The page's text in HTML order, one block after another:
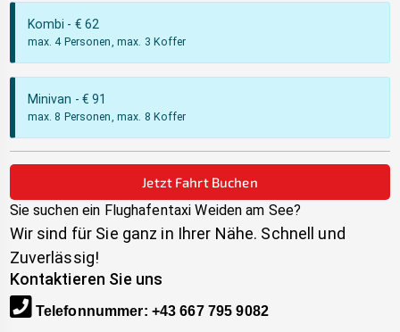
Kombi - € 62
max. 4 Personen, max. 3 Koffer
Minivan - €91
max. 8 Personen, max. 8 Koffer
Jetzt Fahrt Buchen
Sie suchen ein Flughafentaxi Weiden am See?
Wir sind für Sie ganz in Ihrer Nähe. Schnell und
Zuverlässig!
Kontaktieren Sie uns
Telefonnummer: +43 667 795 9082